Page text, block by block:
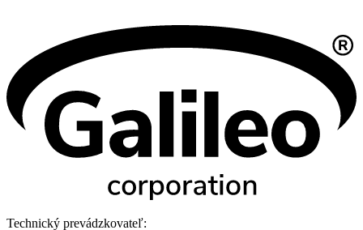
Technický prevádzkovateľ: